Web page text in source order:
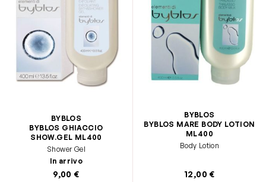
BYBLOS
BYBLOS GHIACCIO
SHOW.GEL ML400
Shower Gel
In arrivo
9,00 €
BYBLOS
BYBLOS MARE BODY LOTION
ML400
Body Lotion
12,00 €